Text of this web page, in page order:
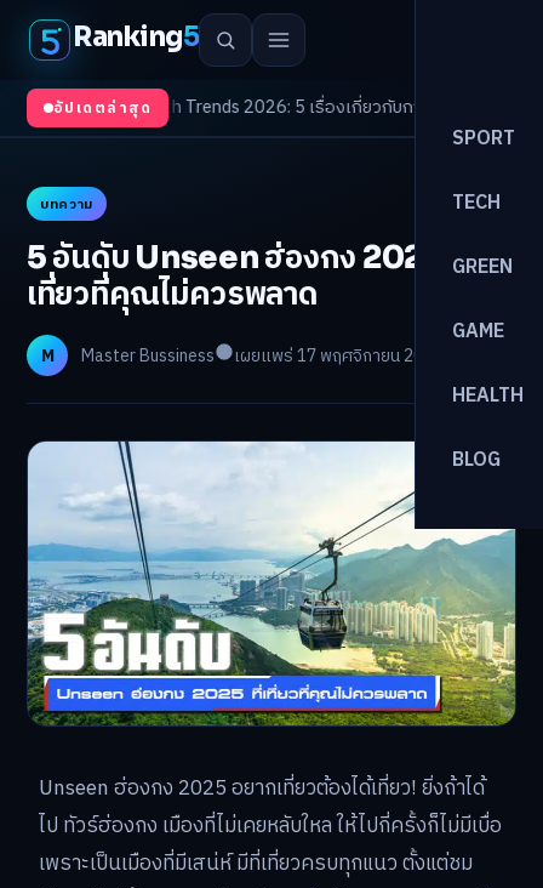
Ranking5
SPORT
TECH
GREEN
GAME
HEALTH
BLOG
อัปเดตล่าสุด
Health Trends 2026: 5 เรื่องเกี่ยวกับการแพทย์ที่ควรรู้
บทความ
5 อันดับ Unseen ฮ่องกง 2025 ที่
เที่ยวที่คุณไม่ควรพลาด
M Master Bussiness เผยแพร่ 17 พฤศจิกายน 2025
Unseen ฮ่องกง 2025 อยากเที่ยวต้องได้เที่ยว! ยิ่งถ้าได้
ไป ทัวร์ฮ่องกง เมืองที่ไม่เคยหลับใหล ให้ไปกี่ครั้งก็ไม่มีเบื่อ
เพราะเป็นเมืองที่มีเสน่ห์ มีที่เที่ยวครบทุกแนว ตั้งแต่ชม